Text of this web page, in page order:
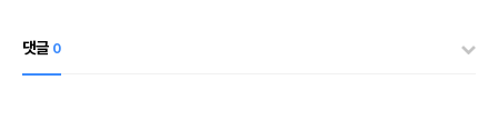
댓글 0